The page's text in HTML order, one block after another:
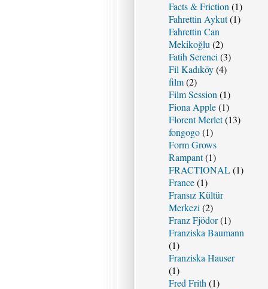
Facts & Friction (1)
Fahrettin Aykut(1)
Fahrettin Can
Mekikoğlu (2)
Fatih Serenci (3)
Fil Kadıköy(4)
film(2)
Film Session (1)
Fiona Apple(1)
Florent Merlet(13)
fongogo(1)
Form Grows
Rampant(1)
FRACTIONAL(1)
France(1)
Fransız Kültür
Merkezi (2)
Franz Fjödor(1)
Franziska Baumann
(1)
Franziska Hauser
(1)
Fred Frith (1)